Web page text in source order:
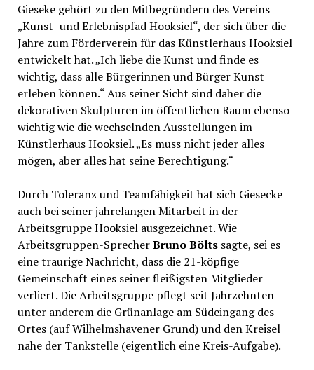
Gieseke gehört zu den Mitbegründern des Vereins
„Kunst- und Erlebnispfad Hooksiel“, der sich über die
Jahre zum Förderverein für das Künstlerhaus Hooksiel
entwickelt hat. „Ich liebe die Kunst und finde es
wichtig, dass alle Bürgerinnen und Bürger Kunst
erleben können.“ Aus seiner Sicht sind daher die
dekorativen Skulpturen im öffentlichen Raum ebenso
wichtig wie die wechselnden Ausstellungen im
Künstlerhaus Hooksiel. „Es muss nicht jeder alles
mögen, aber alles hat seine Berechtigung.“
Durch Toleranz und Teamfähigkeit hat sich Giesecke
auch bei seiner jahrelangen Mitarbeit in der
Arbeitsgruppe Hooksiel ausgezeichnet. Wie
Arbeitsgruppen-SprecherBruno Bölts sagte, sei es
eine traurige Nachricht, dass die 21-köpfige
Gemeinschaft eines seiner fleißigsten Mitglieder
verliert. Die Arbeitsgruppe pflegt seit Jahrzehnten
unter anderem die Grünanlage am Südeingang des
Ortes (auf Wilhelmshavener Grund) und den Kreisel
nahe der Tankstelle (eigentlich eine Kreis-Aufgabe).